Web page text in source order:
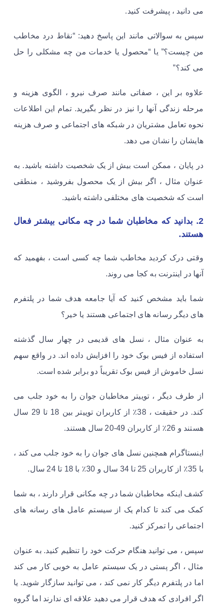
می دانید ، پیشرفت کنید.
سپس به سوالاتی مانند این پاسخ دهید: “نقاط درد مخاطب
من چیست؟” یا “محصول یا خدمات من چه مشکلی را حل
می کند؟”
علاوه بر این ، صفاتی مانند صرف نیرو ، الگوی هزینه و
مرحله زندگی آنها را نیز در نظر بگیرید. تمام این اطلاعات
نحوه تعامل مشتریان در شبکه های اجتماعی و صرف هزینه
هایشان را نشان می دهد.
در پایان ، ممکن است بیش از یک شخصیت داشته باشید. به
عنوان مثال ، اگر بیش از یک محصول بفروشید ، منطقی
است که شخصیت های مختلفی داشته باشید.
2. بدانید که مخاطبان شما در چه مکانی بیشتر فعال
هستند.
وقتی درک کردید مخاطب شما چه کسی است ، بفهمید که
آنها در اینترنت به کجا می روند.
شما باید مشخص کنید که آیا جامعه هدف شما در پلتفرم
های دیگر رسانه های اجتماعی هستند یا خیر؟
به عنوان مثال ، نسل های قدیمی در چهار سال گذشته
استفاده از فیس بوک خود را افزایش داده اند. در واقع سهم
نسل خاموش از فیس بوک تقریباً دو برابر شده است.
از طرف دیگر ، توییتر مخاطبان جوان را به خود جلب می
کند. در حقیقت ، 38٪ از کاربران توییتر بین 18 تا 29 سال
هستند و 26٪ از کاربران 49-20 سال هستند.
اینستاگرام همچنین نسل های جوان را به خود جلب می کند ،
با 35٪ از کاربران 25 تا 34 سال و 30٪ با 18 تا 24 سال.
کشف اینکه مخاطبان شما در چه مکانی قرار دارند ، به شما
کمک می کند تا کدام یک از سیستم عامل های رسانه های
اجتماعی را تمرکز کنید.
سپس ، می توانید هنگام حرکت خود را تنظیم کنید. به عنوان
مثال ، اگر پستی در یک سیستم عامل به خوبی کار می کند
اما در پلتفرم دیگر کار نمی کند ، می توانید سازگار شوید. یا
اگر افرادی که هدف قرار می دهید علاقه ای ندارند اما گروه